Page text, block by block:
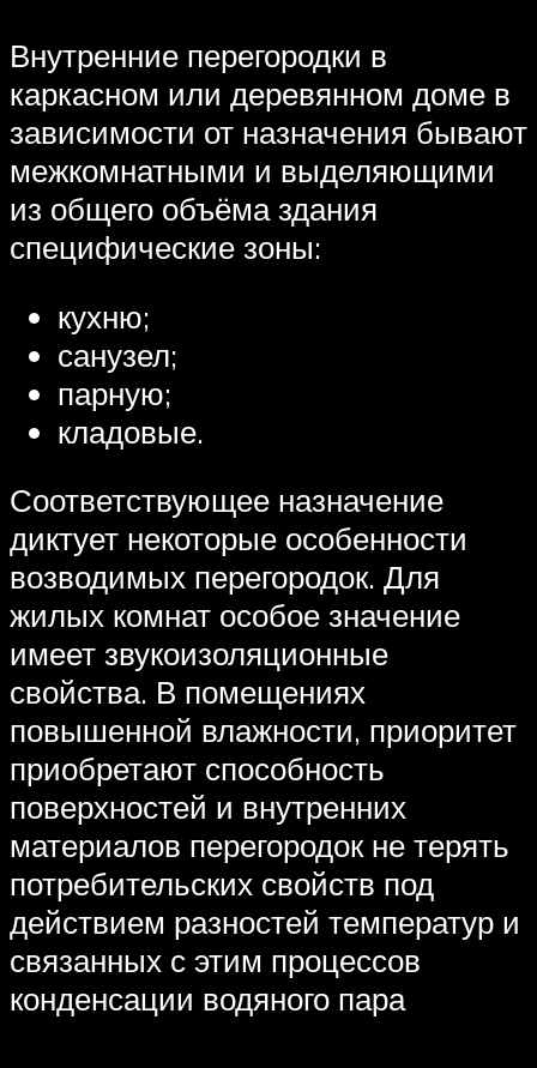
Внутренние перегородки в
каркасном или деревянном доме в
зависимости от назначения бывают
межкомнатными и выделяющими
из общего объёма здания
специфические зоны:
кухню;
санузел;
парную;
кладовые.
Соответствующее назначение
диктует некоторые особенности
возводимых перегородок. Для
жилых комнат особое значение
имеет звукоизоляционные
свойства. В помещениях
повышенной влажности, приоритет
приобретают способность
поверхностей и внутренних
материалов перегородок не терять
потребительских свойств под
действием разностей температур и
связанных с этим процессов
конденсации водяного пара